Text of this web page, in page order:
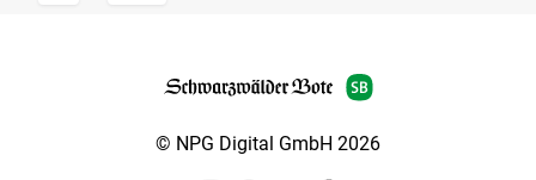
© NPG Digital GmbH 2026